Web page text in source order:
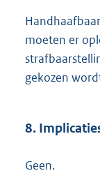
moeten er
gekozen
8.
Geen.